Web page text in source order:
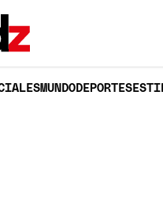
MUNDODEPORTES